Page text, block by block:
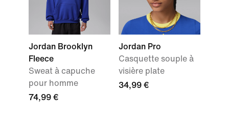
Jordan Brooklyn
Fleece
Sweat à capuche
pour homme
74,99 €
Jordan Pro
Casquette souple à
visière plate
34,99 €